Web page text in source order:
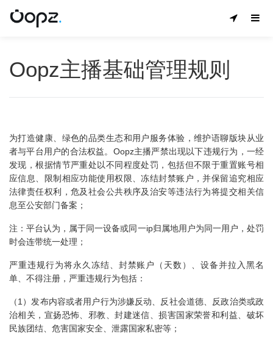
Oopz主播基础管理规则
为打造健康、绿色的品类生态和用户服务体验，维护语聊版块从业
者与平台用户的合法权益。Oopz主播严禁出现以下违规行为，一经
发现，根据情节严重处以不同程度处罚，包括但不限于重置账号相
应信息、限制相应功能使用权限、冻结封禁账户，并保留追究相应
法律责任权利，危及社会公共秩序及治安等违法行为将提交相关信
息至公安部门备案；
注：平台认为，属于同一设备或同一ip归属地用户为同一用户，处罚
时会连带统一处理；
严重违规行为将永久冻结、封禁账户（天数）、设备并拉入黑名
单、不得注册，严重违规行为包括：
（1）发布内容或者用户行为涉嫌反动、反社会道德、反政治类或政
治相关，宣扬恐怖、邪教、封建迷信、损害国家荣誉和利益、破坏
民族团结、危害国家安全、泄露国家私密等；